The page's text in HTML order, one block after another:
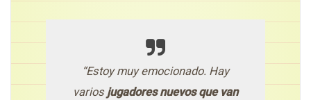
“Estoy muy emocionado. Hay
varios jugadores nuevos que van